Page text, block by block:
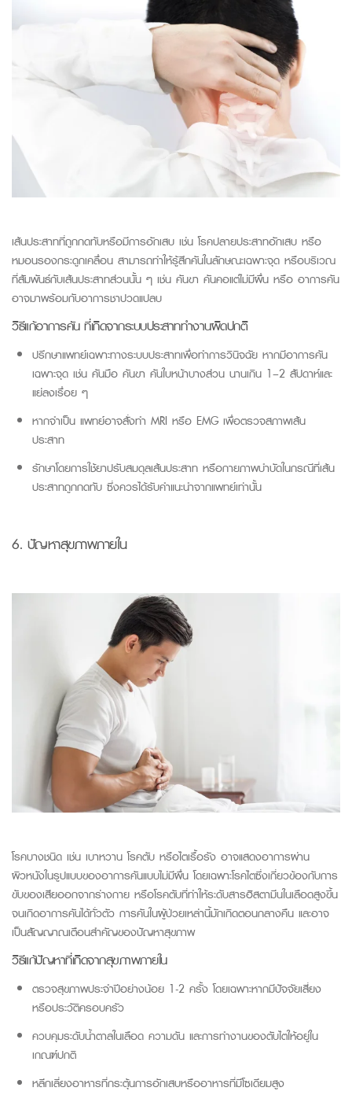
เส้นประสาทที่ถูกกดทับหรือมีการอักเสบ เช่น โรคปลายประสาทอักเสบ หรือ
หมอนรองกระดูกเคลื่อน สามารถทำให้รู้สึกคันในลักษณะเฉพาะจุด หรือบริเวณ
ที่สัมพันธ์กับเส้นประสาทส่วนนั้น ๆ เช่น คันขา คันคอแต่ไม่มีผื่น หรือ อาการคัน
อาจมาพร้อมกับอาการชาปวดแปลบ
วิธีแก้อาการคัน ที่เกิดจากระบบประสาททำงานผิดปกติ
ปรึกษาแพทย์เฉพาะทางระบบประสาทเพื่อทำการวินิจฉัย หากมีอาการคัน
เฉพาะจุด เช่น คันมือ คันขา คันใบหน้าบางส่วน นานเกิน 1–2 สัปดาห์และ
แย่ลงเรื่อย ๆ
หากจำเป็น แพทย์อาจสั่งทำ MRI หรือ EMG เพื่อตรวจสภาพเส้น
ประสาท
รักษาโดยการใช้ยาปรับสมดุลเส้นประสาท หรือกายภาพบำบัดในกรณีที่เส้น
ประสาทถูกกดทับ ซึ่งควรได้รับคำแนะนำจากแพทย์เท่านั้น
6. ปัญหาสุขภาพภายใน
โรคบางชนิด เช่น เบาหวาน โรคตับ หรือไตเรื้อรัง อาจแสดงอาการผ่าน
ผิวหนังในรูปแบบของอาการคันแบบไม่มีผื่น โดยเฉพาะโรคไตซึ่งเกี่ยวข้องกับการ
ขับของเสียออกจากร่างกาย หรือโรคตับที่ทำให้ระดับสารฮิสตามีนในเลือดสูงขึ้น
จนเกิดอาการคันได้ทั่วตัว การคันในผู้ป่วยเหล่านี้มักเกิดตอนกลางคืน และอาจ
เป็นสัญญาณเตือนสำคัญของปัญหาสุขภาพ
วิธีแก้ปัญหาที่เกิดจากสุขภาพภายใน
ตรวจสุขภาพประจำปีอย่างน้อย 1-2 ครั้ง โดยเฉพาะหากมีปัจจัยเสี่ยง
หรือประวัติครอบครัว
ควบคุมระดับน้ำตาลในเลือด ความดัน และการทำงานของตับไตให้อยู่ใน
เกณฑ์ปกติ
หลีกเลี่ยงอาหารที่กระตุ้นการอักเสบหรืออาหารที่มีโซเดียมสูง